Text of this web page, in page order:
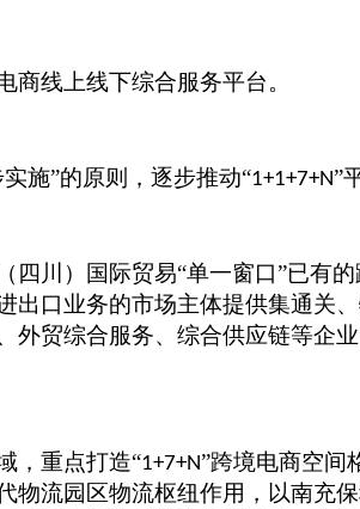
商线上线下综合服务平台。
施”的原则，逐步推动“1+1+7+N”
四川）国际贸易“单一窗口”已有
出口业务的市场主体提供集通关
外贸综合服务、综合供应链等企
，重点打造“1+7+N”跨境电商空间
物流园区物流枢纽作用，以南充